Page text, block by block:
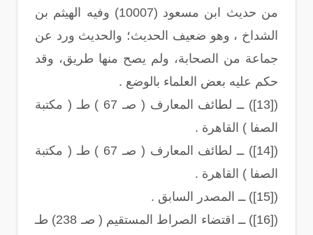
من حديث ابن مسعود (10007) وفيه الهيثم بن
الشداخ ، وهو ضعيف الحديث؛ والحديث ورد عن
جماعة من الصحابة، ولم يصح منها طريق، وقد
حكم عليه بعض العلماء بالوضع .
([13]) ــ لطائف المعارف ( صـ 67 ) طـ ( مكتبة
الصفا ) القاهرة .
([14]) ــ لطائف المعارف ( صـ 67 ) طـ ( مكتبة
الصفا ) القاهرة .
([15]) ــ المصدر السابق .
([16]) ــ اقتضاء الصراط المستقيم ( صـ 238) طـ